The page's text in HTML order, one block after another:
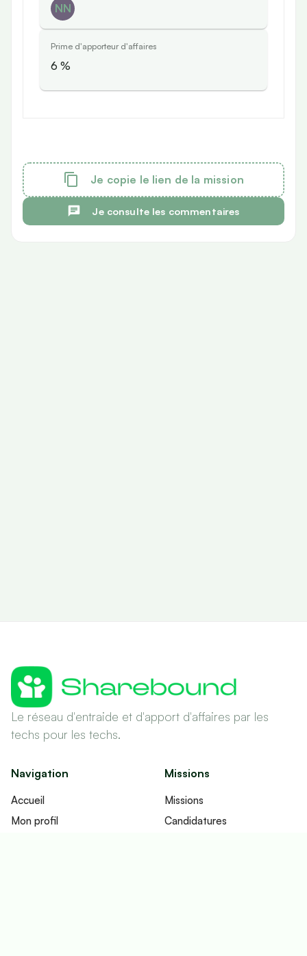
NN
Prime d'apporteur d'affaires
6 %
Je copie le lien de la mission
Je consulte les commentaires
Le réseau d'entraide et d'apport d'affaires par les
techs pour les techs.
Navigation
Accueil
Mon profil
Missions
Missions
Candidatures